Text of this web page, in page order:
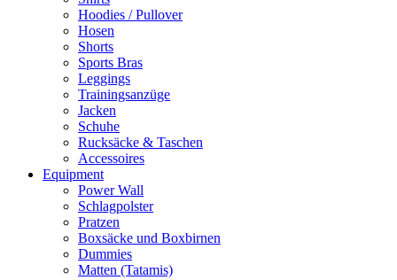
Hoodies / Pullover
Hosen
Shorts
Sports Bras
Leggings
Trainingsanzüge
Jacken
Schuhe
Rucksäcke & Taschen
Accessoires
Equipment
Power Wall
Schlagpolster
Pratzen
Boxsäcke und Boxbirnen
Dummies
Matten (Tatamis)